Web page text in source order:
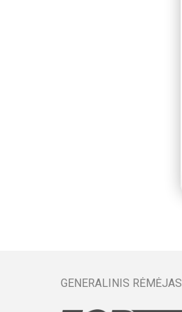
GENERALINIS RĖMĖJAS